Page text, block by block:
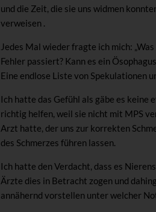
und die Zeit, die sie uns widmen
verweisen .
Jedes Mal wieder fragte ich mich:
Fehler passiert? Kann es ein
Eine endlose Liste von Spekulationen
Ich hatte das Gefühl als gäbe es
richtig helfen, weil sie nicht mit MPS
Arzt hatte, der uns zur korrekten
des Schmerzes führen lassen.
Ich hatte den Verdacht, dass es
Ärzte dies in Betracht zogen und
annähernd vorstellen unter welcher